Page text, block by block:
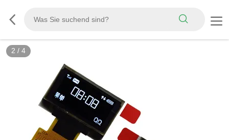
2 / 4